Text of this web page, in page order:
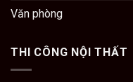
Văn phòng
THI CÔNG NỘI THẤT